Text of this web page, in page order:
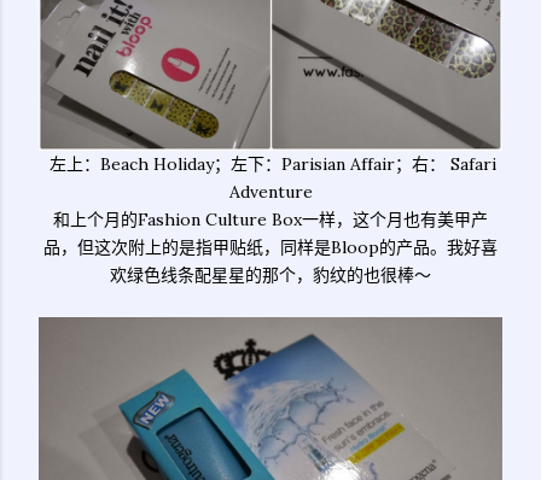
左上：Beach Holiday；左下：Parisian Affair；右： Safari
Adventure
和上个月的Fashion Culture Box一样，这个月也有美甲产
品，但这次附上的是指甲贴纸，同样是Bloop的产品。我好喜
欢绿色线条配星星的那个，豹纹的也很棒～